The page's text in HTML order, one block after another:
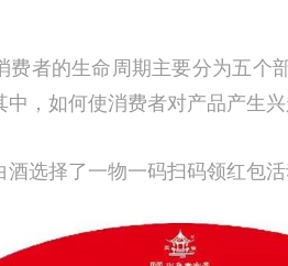
费者的生命周期主要分为五个
，如何使消费者对产品产生兴
选择了一物一码扫码领红包活